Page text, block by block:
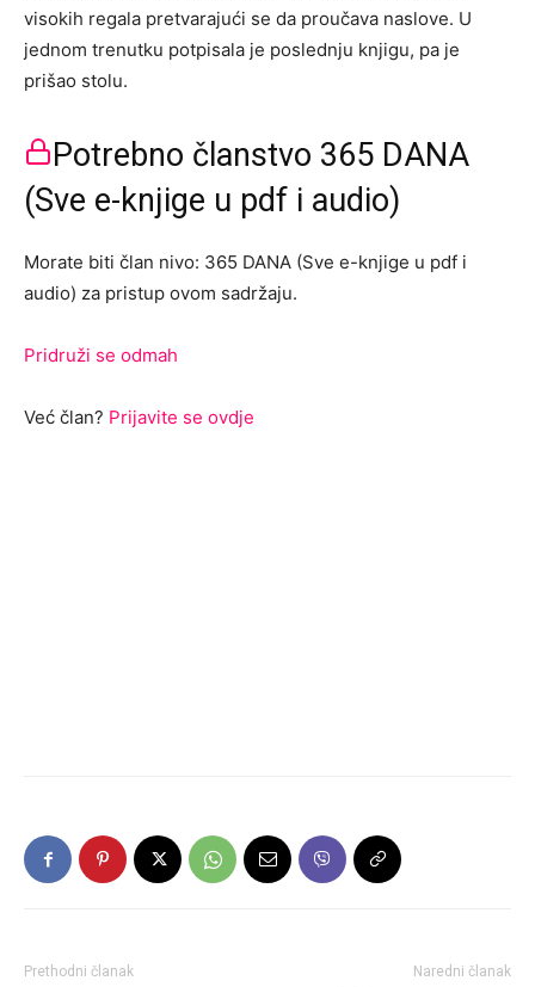
visokih regala pretvarajući se da proučava naslove. U
jednom trenutku potpisala je poslednju knjigu, pa je
prišao stolu.
Potrebno članstvo 365 DANA
(Sve e-knjige u pdf i audio)
Morate biti član nivo: 365 DANA (Sve e-knjige u pdf i
audio) za pristup ovom sadržaju.
Pridruži se odmah
Već član? Prijavite se ovdje
Prethodni članak Naredni članak